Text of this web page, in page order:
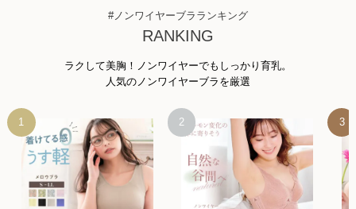
#ノンワイヤーブラランキング
RANKING
ラクして美胸！ノンワイヤーでもしっかり育乳。
人気のノンワイヤーブラを厳選